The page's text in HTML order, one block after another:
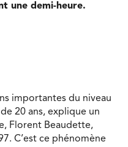
une demi-heure.
importantes du niveau
20 ans, explique un
Florent Beaudette,
C’est ce phéno­mène